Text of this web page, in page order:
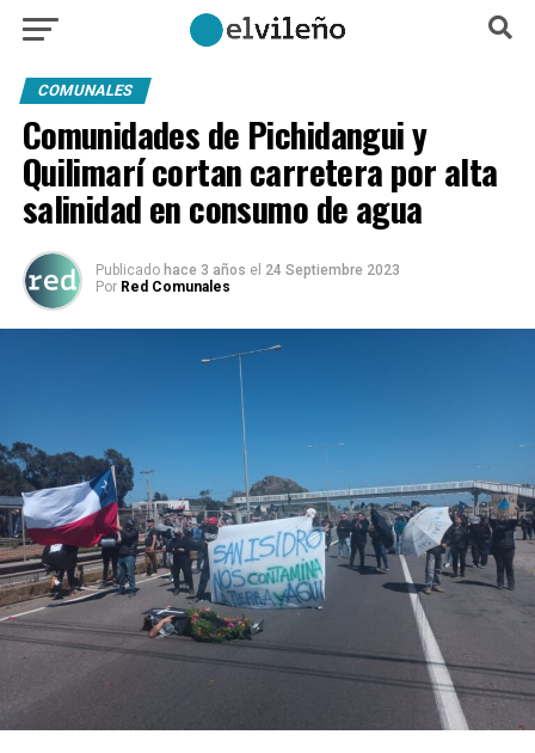
COMUNALES
Comunidades de Pichidangui y
Quilimarí cortan carretera por alta
salinidad en consumo de agua
Publicado hace 3 años el 24 Septiembre 2023
Por Red Comunales